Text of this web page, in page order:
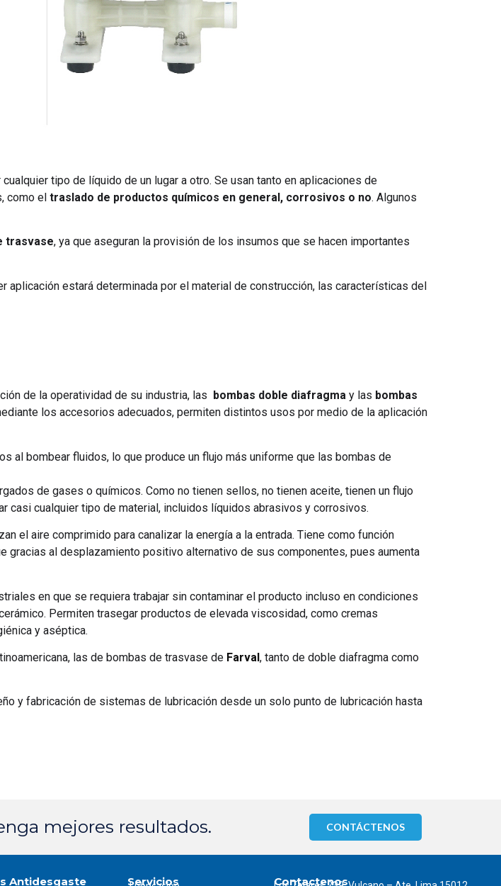
tipo de líquido de un lugar a otro. Se usan tanto en aplicaciones de
como el traslado de productos químicos en general, corrosivos o no. Algunos
trasvase, ya que aseguran la provisión de los insumos que se hacen importantes
aplicación estará determinada por el material de construcción, las características del
de la operatividad de su industria, las bombas doble diafragma y las bombas
los accesorios adecuados, permiten distintos usos por medio de la aplicación
al bombear fluidos, lo que produce un flujo más uniforme que las bombas de
de gases o químicos. Como no tienen sellos, no tienen aceite, tienen un flujo
casi cualquier tipo de material, incluidos líquidos abrasivos y corrosivos.
el aire comprimido para canalizar la energía a la entrada. Tiene como función
gracias al desplazamiento positivo alternativo de sus componentes, pues aumenta
en que se requiera trabajar sin contaminar el producto incluso en condiciones
Permiten trasegar productos de elevada viscosidad, como cremas
y aséptica.
las de bombas de trasvase de Farval, tanto de doble diafragma como
y fabricación de sistemas de lubricación desde un solo punto de lubricación hasta
mejores resultados. CONTÁCTENOS
Antidesgaste Servicios Contactenos